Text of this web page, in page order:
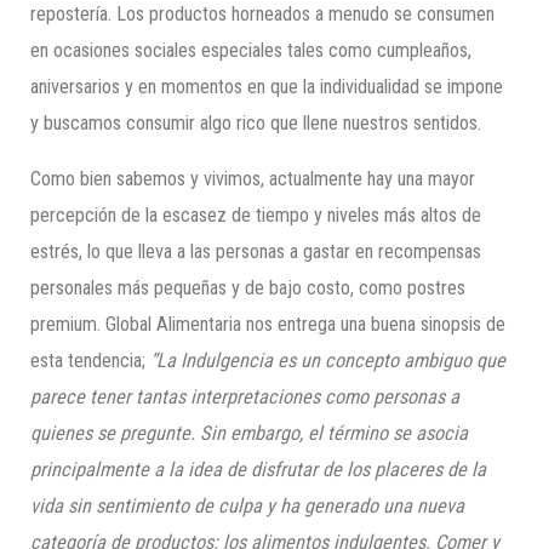
repostería. Los productos horneados a menudo se consumen
en ocasiones sociales especiales tales como cumpleaños,
aniversarios y en momentos en que la individualidad se impone
y buscamos consumir algo rico que llene nuestros sentidos.
Como bien sabemos y vivimos, actualmente hay una mayor
percepción de la escasez de tiempo y niveles más altos de
estrés, lo que lleva a las personas a gastar en recompensas
personales más pequeñas y de bajo costo, como postres
premium. Global Alimentaria nos entrega una buena sinopsis de
esta tendencia; “La Indulgencia es un concepto ambiguo que
parece tener tantas interpretaciones como personas a
quienes se pregunte. Sin embargo, el término se asocia
principalmente a la idea de disfrutar de los placeres de la
vida sin sentimiento de culpa y ha generado una nueva
categoría de productos: los alimentos indulgentes. Comer y